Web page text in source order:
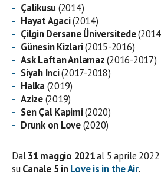
Çalikusu(2014)
Hayat Agaci(2014)
Çilgin Dersane Üniversitede
Günesin Kizlari(2015-2016)
Ask Laftan Anlamaz(2016-2017)
Siyah Inci(2017-2018)
Halka(2019)
Azize(2019)
Sen Çal Kapimi(2020)
Drunk on Love(2020)
Dal31 maggio 2021al 5 aprile 2022
suCanale 5 inLove is in the Air.